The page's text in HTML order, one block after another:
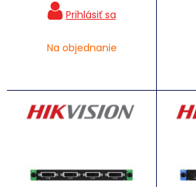
Na objednanie